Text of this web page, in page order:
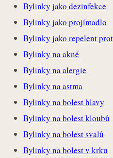
Bylinky jako dezinfekce
Bylinky jako projímadlo
Bylinky jako repelent
Bylinky na akné
Bylinky na alergie
Bylinky na astma
Bylinky na bolest hlavy
Bylinky na bolest kloubů
Bylinky na bolest svalů
Bylinky na bolest v krku